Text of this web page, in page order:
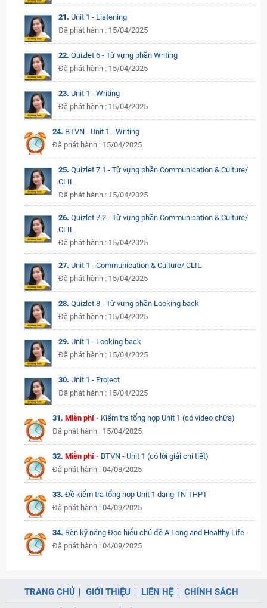
21. Unit 1 - Listening
Đã phát hành : 15/04/2025
22. Quizlet 6 - Từ vựng phần Writing
Đã phát hành : 15/04/2025
23. Unit 1 - Writing
Đã phát hành : 15/04/2025
24. BTVN - Unit 1 - Writing
Đã phát hành : 15/04/2025
25. Quizlet 7.1 - Từ vựng phần Communication & Culture/
CLIL
Đã phát hành : 15/04/2025
26. Quizlet 7.2 - Từ vựng phần Communication & Culture/
CLIL
Đã phát hành : 15/04/2025
27. Unit 1 - Communication & Culture/ CLIL
Đã phát hành : 15/04/2025
28. Quizlet 8 - Từ vựng phần Looking back
Đã phát hành : 15/04/2025
29. Unit 1 - Looking back
Đã phát hành : 15/04/2025
30. Unit 1 - Project
Đã phát hành : 15/04/2025
31.Miễn phí - Kiểm tra tổng hợp Unit 1 (có video chữa)
Đã phát hành : 15/04/2025
32.Miễn phí - BTVN - Unit 1 (có lời giải chi tiết)
Đã phát hành : 04/08/2025
33.Đề kiểm tra tổng hợp Unit 1 dạng TN THPT
Đã phát hành : 04/09/2025
34. Rèn kỹ năng Đọc hiểu chủ đề A Long and Healthy Life
Đã phát hành : 04/09/2025
TRANG CHỦ GIỚI THIỆU LIÊN HỆ CHÍNH SÁCH